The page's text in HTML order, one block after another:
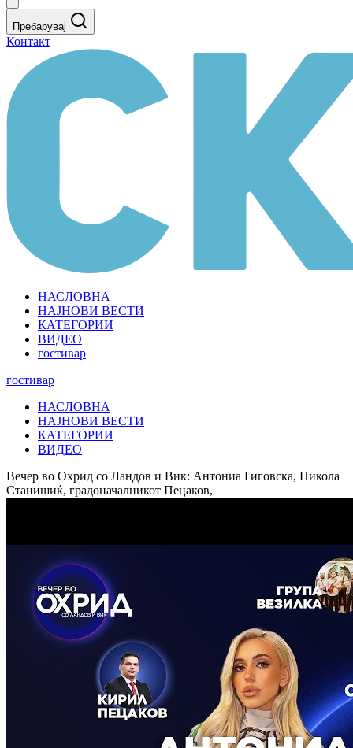
Пребарувај
Контакт
НАСЛОВНА
НАЈНОВИ ВЕСТИ
КАТЕГОРИИ
ВИДЕО
гостивар
гостивар
НАСЛОВНА
НАЈНОВИ ВЕСТИ
КАТЕГОРИИ
ВИДЕО
Вечер во Охрид со Ландов и Вик: Антониа Гиговска, Никола
Станишиќ, градоначалникот Пецаков,